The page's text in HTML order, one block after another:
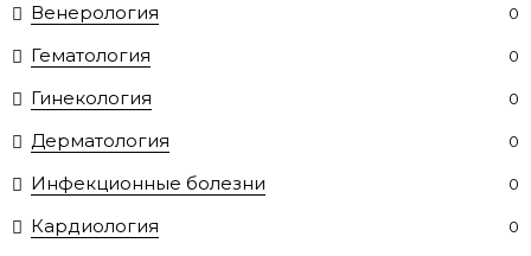
Венерология 0
Гематология 0
Гинекология 0
Дерматология 0
Инфекционные болезни 0
Кардиология 0